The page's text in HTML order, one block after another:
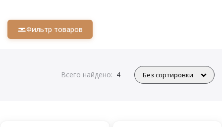
Фильтр товаров
Всего найдено: 4